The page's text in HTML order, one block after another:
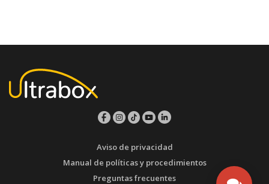
Aviso de privacidad
Manual de políticas y procedimientos
Preguntas frecuentes